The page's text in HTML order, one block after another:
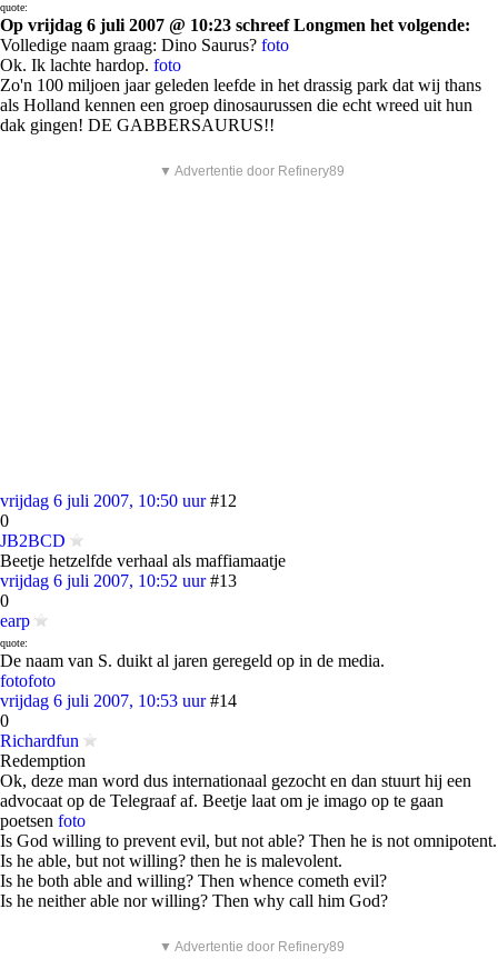
quote:
Op vrijdag 6 juli 2007 @ 10:23 schreef Longmen het volgende:
Volledige naam graag: Dino Saurus? foto
Ok. Ik lachte hardop. foto
Zo'n 100 miljoen jaar geleden leefde in het drassig park dat wij thans
als Holland kennen een groep dinosaurussen die echt wreed uit hun
dak gingen! DE GABBERSAURUS!!
▼ Advertentie door Refinery89
vrijdag 6 juli 2007, 10:50 uur #12
0
JB2BCD
Beetje hetzelfde verhaal als maffiamaatje
vrijdag 6 juli 2007, 10:52 uur #13
0
earp
quote:
De naam van S. duikt al jaren geregeld op in de media.
fotofoto
vrijdag 6 juli 2007, 10:53 uur #14
0
Richardfun
Redemption
Ok, deze man word dus internationaal gezocht en dan stuurt hij een
advocaat op de Telegraaf af. Beetje laat om je imago op te gaan
poetsen foto
Is God willing to prevent evil, but not able? Then he is not omnipotent.
Is he able, but not willing? then he is malevolent.
Is he both able and willing? Then whence cometh evil?
Is he neither able nor willing? Then why call him God?
▼ Advertentie door Refinery89